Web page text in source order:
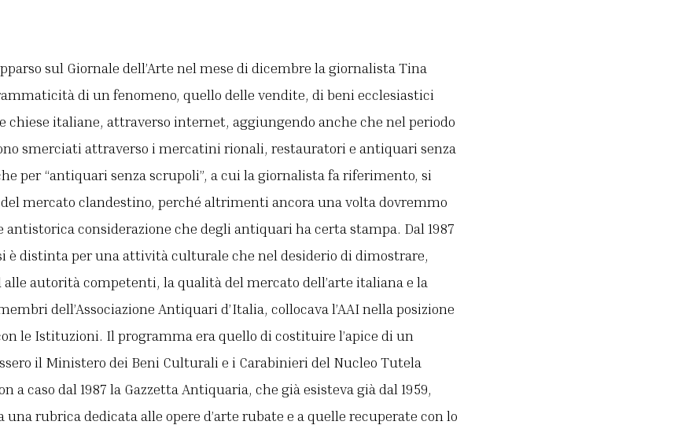
sul Giornale dell’Arte nel mese di dicembre la giornalista Tina
di un fenomeno, quello delle vendite, di beni ecclesiastici
chiese italiane, attraverso internet, aggiungendo anche che nel periodo
smerciati attraverso i mercatini rionali, restauratori e antiquari senza
per “antiquari senza scrupoli”, a cui la giornalista fa riferimento, si
mercato clandestino, perché altrimenti ancora una volta dovremmo
considerazione che degli antiquari ha certa stampa. Dal 1987
è distinta per una attività culturale che nel desiderio di dimostrare,
alle autorità competenti, la qualità del mercato dell’arte italiana e la
dell’Associazione Antiquari d’Italia, collocava l’AAI nella posizione
le Istituzioni. Il programma era quello di costituire l’apice di un
il Ministero dei Beni Culturali e i Carabinieri del Nucleo Tutela
a caso dal 1987 la Gazzetta Antiquaria, che già esisteva già dal 1959,
rubrica dedicata alle opere d’arte rubate e a quelle recuperate con lo